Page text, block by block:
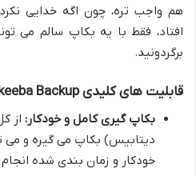
هم واجب تره، چون اگه خدایی
افتاد، فقط با یه بکاپ سالم می
برگردونید.
قابلیت های کلیدی Akeeba Backup:
بکاپ گیری کامل و خودکار: از
دیتابیس) بکاپ می گیره و می
خودکار و زمان بندی شده